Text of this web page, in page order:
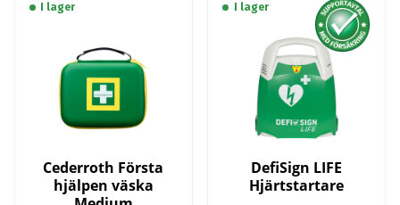
I lager
Cederroth Första
hjälpen väska
I lager
DefiSign LIFE
Hjärtstartare